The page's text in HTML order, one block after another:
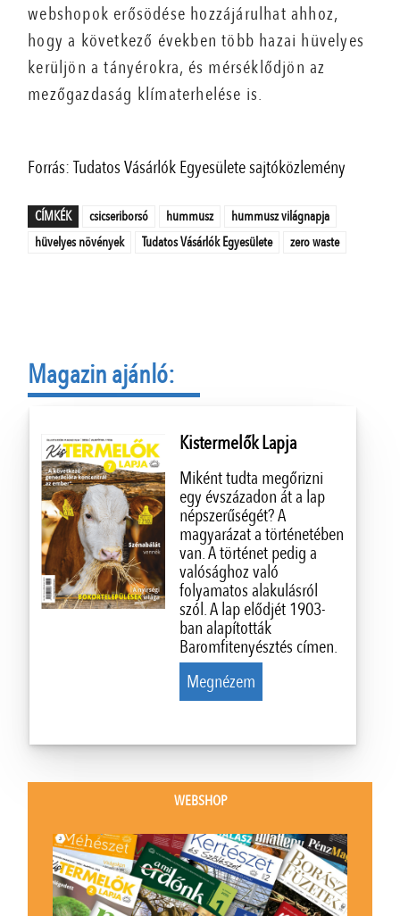
webshopok erősödése hozzájárulhat ahhoz,
hogy a következő években több hazai hüvelyes
kerüljön a tányérokra, és mérséklődjön az
mezőgazdaság klímaterhelése is.
Forrás: Tudatos Vásárlók Egyesülete sajtóközlemény
CÍMKÉK csicseriborsó hummusz
hummusz világnapja
hüvelyes növények
Tudatos Vásárlók Egyesülete zero waste
Magazin ajánló:
Kistermelők Lapja
Miként tudta megőrizni
egy évszázadon át a lap
népszerűségét? A
magyarázat a történetében
van. A történet pedig a
valósághoz való
folyamatos alakulásról
szól. A lap elődjét 1903-
ban alapították
Baromfitenyésztés címen.
Megnézem
WEBSHOP